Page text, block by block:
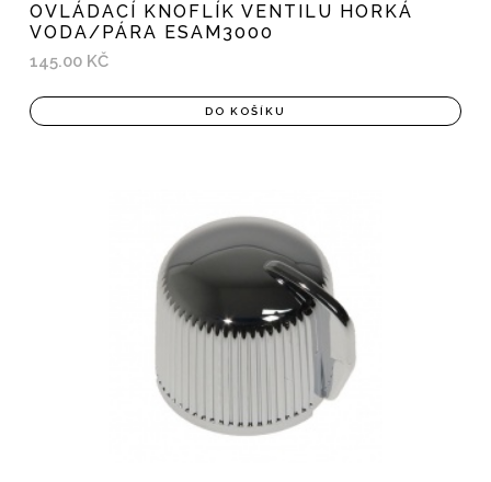
OVLÁDACÍ KNOFLÍK VENTILU HORKÁ
VODA/PÁRA ESAM3000
145.00 KČ
DO KOŠÍKU